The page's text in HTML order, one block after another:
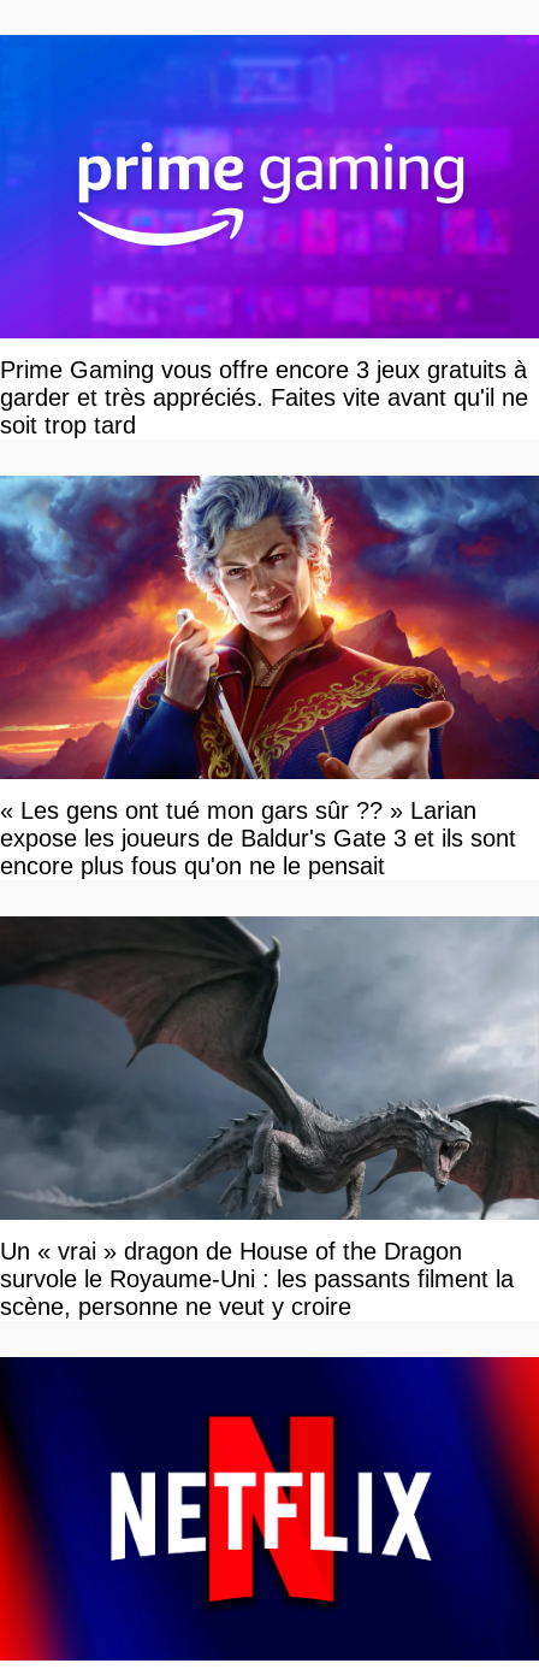
Prime Gaming vous offre encore 3 jeux gratuits à
garder et très appréciés. Faites vite avant qu'il ne
soit trop tard
« Les gens ont tué mon gars sûr ?? » Larian
expose les joueurs de Baldur's Gate 3 et ils sont
encore plus fous qu'on ne le pensait
Un « vrai » dragon de House of the Dragon
survole le Royaume-Uni : les passants filment la
scène, personne ne veut y croire